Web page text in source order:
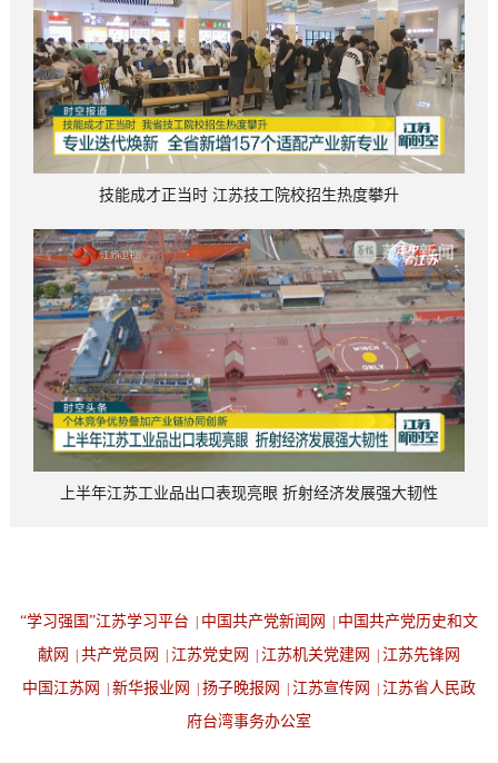
技能成才正当时 江苏技工院校招生热度攀升
上半年江苏工业品出口表现亮眼 折射经济发展强大韧性
“学习强国”江苏学习平台 中国共产党新闻网
中国共产党历史和文
献网
共产党员网 江苏党史网 江苏机关党建网
江苏先锋网
中国江苏网
新华报业网 扬子晚报网 江苏宣传网
江苏省人民政
府台湾事务办公室